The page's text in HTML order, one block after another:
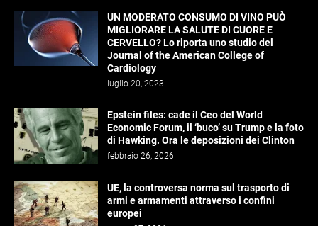
UN MODERATO CONSUMO DI VINO PUÒ
MIGLIORARE LA SALUTE DI CUORE E
CERVELLO? Lo riporta uno studio del
Journal of the American College of
Cardiology
luglio 20, 2023
Epstein files: cade il Ceo del World
Economic Forum, il ‘buco’ su Trump e la foto
di Hawking. Ora le deposizioni dei Clinton
febbraio 26, 2026
UE, la controversa norma sul trasporto di
armi e armamenti attraverso i confini
europei